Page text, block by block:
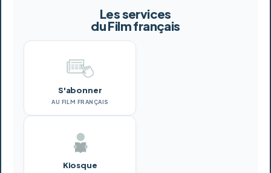
Les services
du Film français
S'abonner
AU FILM FRANÇAIS
Kiosque